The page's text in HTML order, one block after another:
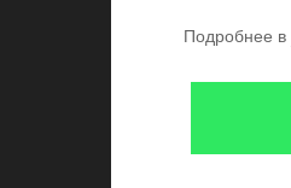
Подробнее в